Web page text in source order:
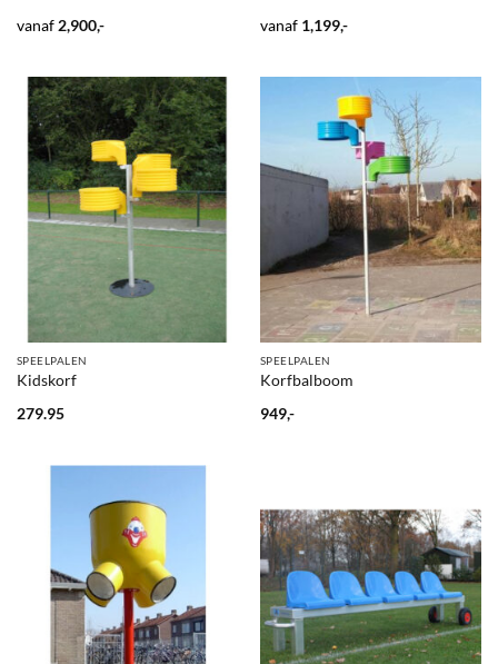
vanaf 2,900,-
vanaf 1,199,-
SPEELPALEN
Kidskorf
279.95
SPEELPALEN
Korfbalboom
949,-